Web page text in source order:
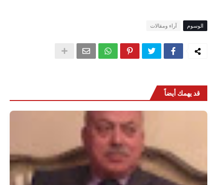
الوسوم آراء ومقالات
قد يهمك أيضاً